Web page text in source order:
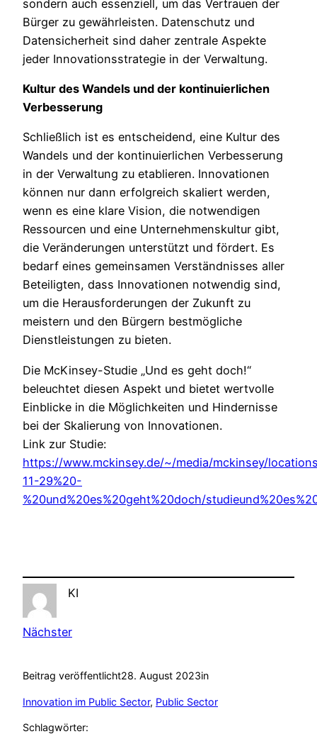
sondern auch essenziell, um das Vertrauen der
Bürger zu gewährleisten. Datenschutz und
Datensicherheit sind daher zentrale Aspekte
jeder Innovationsstrategie in der Verwaltung.
Kultur des Wandels und der kontinuierlichen
Verbesserung
Schließlich ist es entscheidend, eine Kultur des
Wandels und der kontinuierlichen Verbesserung
in der Verwaltung zu etablieren. Innovationen
können nur dann erfolgreich skaliert werden,
wenn es eine klare Vision, die notwendigen
Ressourcen und eine Unternehmenskultur gibt,
die Veränderungen unterstützt und fördert. Es
bedarf eines gemeinsamen Verständnisses aller
Beteiligten, dass Innovationen notwendig sind,
um die Herausforderungen der Zukunft zu
meistern und den Bürgern bestmögliche
Dienstleistungen zu bieten.
Die McKinsey-Studie „Und es geht doch!“
beleuchtet diesen Aspekt und bietet wertvolle
Einblicke in die Möglichkeiten und Hindernisse
bei der Skalierung von Innovationen.
Link zur Studie:
https://www.mckinsey.de/~/media/mckinsey/
11-29%20-
%20und%20es%20geht%20doch/
KI
Nächster
Beitrag veröffentlicht28. August 2023in
Innovation im Public Sector, Public Sector
Schlagwörter: